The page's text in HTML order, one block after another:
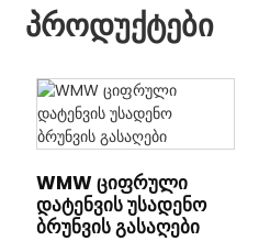
Პროდუქტები
WMW ციფრული
დატენვის უსადენო
ბრუნვის გასაღები